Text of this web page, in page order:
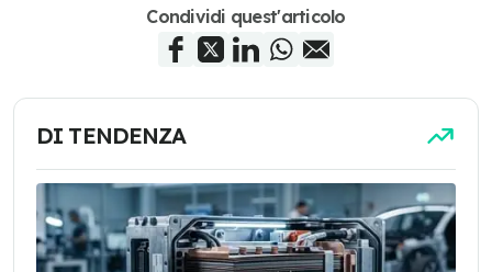
Condividi quest'articolo
DI TENDENZA